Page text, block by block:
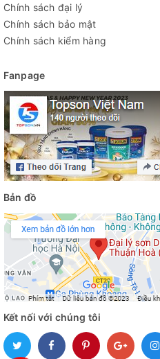
Chính sách đại lý
Chính sách bảo mật
Chính sách kiểm hàng
Fanpage
Bản đồ
Kết nối với chúng tôi